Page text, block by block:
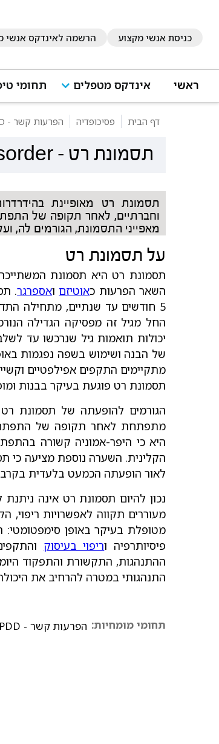
כניסת אנשי מקצוע הרשמה לאינדקס אנשי
ראשי אינדקס מטפלים תחומי
דף הבית פסיכופדיה הפרעות קשר - PDD
- תסמונת רט
תסמונת רט מאופיינת
וחברתיים, לאחר תקופה של
מאפייני התסמונת, הגורמים לה,
על תסמונת רט
תסמונת רט היא תסמונת
השאר הפרעות כאוטיזם ואספרגר.
5 חודשים עד שנתיים, מתחילה
החל מגיל זה מפסיקה הגדילה
יכולות תואמות גיל שנרכשו עד
של הבנה ושימוש בשפה נפגמות
מתקיימים התקפים אפילפטיים
תסמונת רט פוגעת בעיקר בבנות ומופיעה
הגורמים להופעתה של תסמונת רט
מתפתחת לאחר תקופה של
היא כי היפר-אמוניה קשורה
לאור הופעתה הכמעט בלעדית בקרב
נכון להיום תסמונת רט אינה
מעוררים תקווה לאפשרויות
מטופלת בעיקר באופן סימפטומטי:
פיסיותרפיה וריפוי בעיסוק
ההתנהגות, התקשורת והתפקוד
התנהגותי במטרה להרחיב את
תחומי מומחיות: הפרעות קשר - PDD